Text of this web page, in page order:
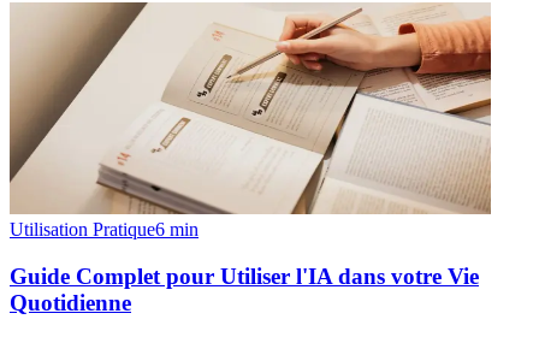
Utilisation Pratique6 min
Guide Complet pour Utiliser l'IA dans votre Vie
Quotidienne